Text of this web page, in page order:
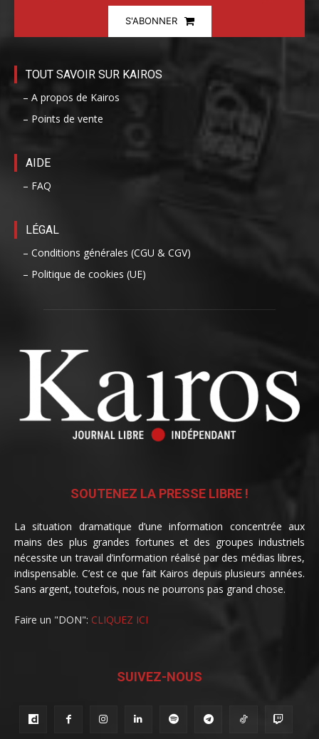
S'ABONNER
TOUT SAVOIR SUR KAIROS
– A propos de Kairos
– Points de vente
AIDE
– FAQ
LÉGAL
– Conditions générales (CGU & CGV)
– Politique de cookies (UE)
SOUTENEZ LA PRESSE LIBRE !
La situation dramatique d’une information concentrée aux
mains des plus grandes fortunes et des groupes industriels
nécessite un travail d’information réalisé par des médias libres,
indispensable. C’est ce que fait Kairos depuis plusieurs années.
Sans argent, toutefois, nous ne pourrons pas grand chose.
Faire un "DON": CLIQUEZ ICI
SUIVEZ-NOUS